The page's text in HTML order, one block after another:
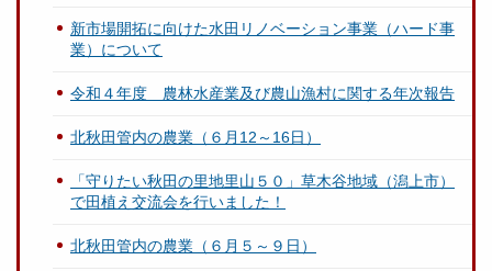
新市場開拓に向けた水田リノベーション事業（ハード事
業）について
令和４年度 農林水産業及び農山漁村に関する年次報告
北秋田管内の農業（６月12～16日）
「守りたい秋田の里地里山５０」草木谷地域（潟上市）
で田植え交流会を行いました！
北秋田管内の農業（６月５～９日）